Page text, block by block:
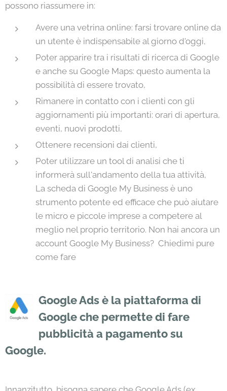
possono riassumere in:
Avere una vetrina online: farsi trovare online da
un utente è indispensabile al giorno d'oggi,
Poter apparire tra i risultati di ricerca di Google
e anche su Google Maps: questo aumenta la
possibilità di essere trovato,
Rimanere in contatto con i clienti con gli
aggiornamenti più importanti: orari di apertura,
eventi, nuovi prodotti,
Ottenere recensioni dai clienti,
Poter utilizzare un tool di analisi che ti
informerà sull'andamento della tua attività,
La scheda di Google My Business è uno
strumento potente ed efficace che può aiutare
le micro e piccole imprese a competere al
meglio nel proprio territorio. Non hai ancora un
account Google My Business? Chiedimi pure
come fare👇🏻
Google Ads è la piattaforma di
Google che permette di fare
pubblicità a pagamento su
Google.